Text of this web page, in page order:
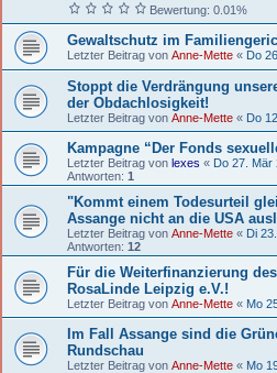
Bewertung: 0.01%
Gewaltschutz im
Letzter Beitrag von Anne-Mette « Do
Stoppt die Verdrängung
der Obdachlosigkeit!
Letzter Beitrag von Anne-Mette « Do
Kampagne “Der Fonds
Letzter Beitrag von lexes « Do 27. Mär
Antworten: 1
"Kommt einem Todesurteil
Assange nicht an die USA
Letzter Beitrag von Anne-Mette « Di
Antworten: 12
Für die Weiterfinanzierung
RosaLinde Leipzig e.V.!
Letzter Beitrag von Anne-Mette « Mo
Im Fall Assange sind die
Rundschau
Letzter Beitrag von Anne-Mette « Mo